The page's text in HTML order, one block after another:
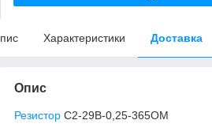
Характеристики Доставка
Опис
Резистор С2-29В-0,25-365ОМ